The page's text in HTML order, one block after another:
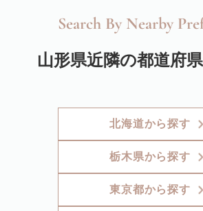
Search By Nearby
山形県近隣の都道府
北海道から探す
栃木県から探す
東京都から探す